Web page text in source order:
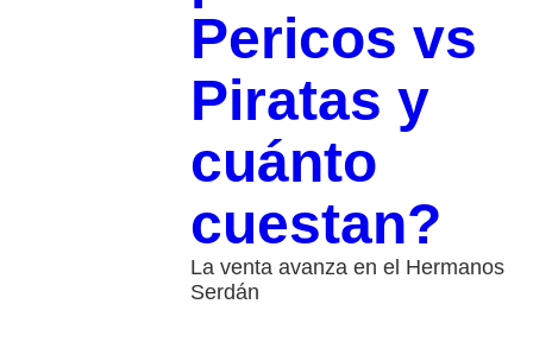
Pericos vs
Piratas y
cuánto
cuestan?
La venta avanza en el Hermanos
Serdán